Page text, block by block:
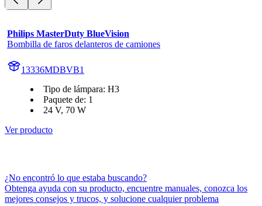
Philips MasterDuty BlueVision
Bombilla de faros delanteros de camiones
13336MDBVB1
Tipo de lámpara: H3
Paquete de: 1
24 V, 70 W
Ver producto
¿No encontró lo que estaba buscando?
Obtenga ayuda con su producto, encuentre manuales, conozca los
mejores consejos y trucos, y solucione cualquier problema